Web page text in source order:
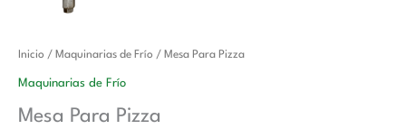
Inicio / Maquinarias de Frío / Mesa Para Pizza
Maquinarias de Frío
Mesa Para Pizza
El
precio
era:
El
Mesa
Para
cantidad